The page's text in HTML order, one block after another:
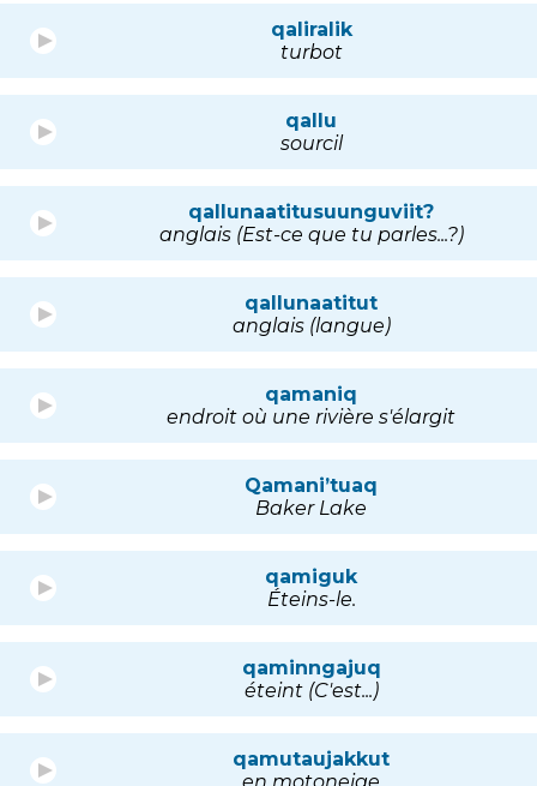
qaliralik
turbot
qallu
sourcil
qallunaatitusuunguviit?
anglais (Est-ce que tu parles...?)
qallunaatitut
anglais (langue)
qamaniq
endroit où une rivière s'élargit
Qamani’tuaq
Baker Lake
qamiguk
Éteins-le.
qaminngajuq
éteint (C'est...)
qamutaujakkut